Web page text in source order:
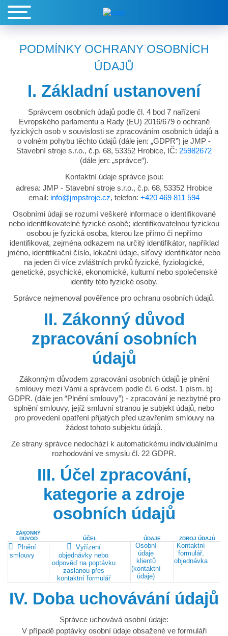
PODMÍNKY OCHRANY OSOBNÍCH
ÚDAJŮ
I. Základní ustanovení
Správcem osobních údajů podle čl. 4 bod 7 nařízení
Evropského parlamentu a Rady (EU) 2016/679 o ochraně
fyzických osob v souvislosti se zpracováním osobních údajů a
o volném pohybu těchto údajů (dále jen: „GDPR”) je JMP -
Stavební stroje s.r.o., č.p. 68, 53352 Hrobice, IČ: 25982672
(dále jen: „správce“).
Kontaktní údaje správce jsou:
adresa: JMP - Stavební stroje s.r.o., č.p. 68, 53352 Hrobice
email: info@jmpstroje.cz, telefon: +420 469 811 594
Osobními údaji se rozumí veškeré informace o identifikované
nebo identifikovatelné fyzické osobě; identifikovatelnou fyzickou
osobou je fyzická osoba, kterou lze přímo či nepřímo
identifikovat, zejména odkazem na určitý identifikátor, například
jméno, identifikační číslo, lokační údaje, síťový identifikátor nebo
na jeden či více zvláštních prvků fyzické, fyziologické,
genetické, psychické, ekonomické, kulturní nebo společenské
identity této fyzické osoby.
Správce nejmenoval pověřence pro ochranu osobních údajů.
II. Zákonný důvod
zpracování osobních
údajů
Zákonným důvodem zpracování osobních údajů je plnění
smlouvy mezi Vámi a správcem podle čl. 6 odst. 1 písm. b)
GDPR. (dále jen “Plnění smlouvy”) - zpracování je nezbytné pro
splnění smlouvy, jejíž smluvní stranou je subjekt údajů, nebo
pro provedení opatření přijatých před uzavřením smlouvy na
žádost tohoto subjektu údajů.
Ze strany správce nedochází k automatickému individuálnímu
rozhodování ve smyslu čl. 22 GDPR.
III. Účel zpracování,
kategorie a zdroje
osobních údajů
ZÁKONNÝ
DŮVOD
ÚČEL ÚDAJE ZDROJ ÚDAJŮ
Plnění
smlouvy
Vyřízení
objednávky nebo
odpověď na poptávku
zaslanou přes
kontaktní formulář
Osobní
údaje
klientů
(kontaktní
údaje)
Kontaktní
formulář,
objednávka
IV. Doba uchovávání údajů
Správce uchovává osobní údaje:
V případě poptávky osobní údaje obsažené ve formuláři